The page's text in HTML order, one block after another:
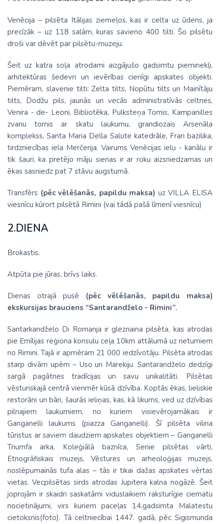
Venēcija – pilsēta Itālijas ziemeļos, kas ir celta uz ūdens, ja
precīzāk – uz 118 salām, kuras savieno 400 tilti. Šo pilsētu
droši var dēvēt par pilsētu-muzeju.
Šeit uz katra soļa atrodami aizgājušo gadsimtu pieminekļi,
arhitektūras šedevri un ievērības cienīgi apskates objekti.
Piemēram, slavenie tilti: Zelta tilts, Nopūtu tilts un Mainītāju
tilts, Dodžu pils, jaunās un vecās administratīvās celtnes,
Venira - de- Leoni, Bibliotēka, Pulksteņa Tornis, Kampanilles
zvanu tornis ar skatu laukumu, grandiozais Arsenāla
komplekss, Santa Maria Della Salute katedrāle, Frari bazilika,
tirdzniecības iela Merčerija. Vairums Venēcijas ielu - kanālu ir
tik šauri, ka pretējo māju sienas ir ar roku aizsniedzamas un
ēkas sasniedz pat 7 stāvu augstumā.
Transfērs (pēc vēlēšanās, papildu maksa) uz VILLA ELISA
viesnīcu kūrort pilsētā Rimini (vai tādā pašā līmenī viesnīcu)
2.DIENA
Brokastis.
Atpūta pie jūras, brīvs laiks.
Dienas otrajā pusē (pēc vēlēšanās, papildu maksa)
ekskursijas brauciens “Santarandželo - Rimini”.
Santarkandželo Di Romanja ir gleznaina pilsēta, kas atrodas
pie Emīlijas reģiona konsulu ceļa 10km attālumā uz rietumiem
no Rimini. Tajā ir apmēram 21 000 iedzīvotāju. Pilsēta atrodas
starp divām upēm – Uso un Marekiju. Santarandželo dedzīgi
sargā pagātnes tradīcijas un savu unikalitāti. Pilsētas
vēsturiskajā centrā vienmēr kūsā dzīvība. Koptās ēkas, lieliskie
restorāni un bāri, šaurās ieliņas, kas, kā likums, ved uz dzīvības
pilnajiem laukumiem, no kuriem visievērojamākais ir
Ganganelli laukums (piazza Ganganelli). Šī pilsēta vilina
tūristus ar saviem daudziem apskates objektiem – Ganganelli
Triumfa arka, Koleģiālā baznīca, Senie pilsētas vārti,
Etnogrāfiskais muzejs, Vēstures un arheoloģijas muzejs,
noslēpumainās tufa alas – tās ir tikai dažas apskates vērtas
vietas. Vecpilsētas sirds atrodas Jupitera kalna nogāzē. Šeit
joprojām ir skaidri saskatāmi viduslaikiem raksturīgie ciematu
nocietinājumi, virs kuriem paceļas 14.gadsimta Malatestu
cietoksnis(foto). Tā celtniecībai 1447. gadā, pēc Sigismunda